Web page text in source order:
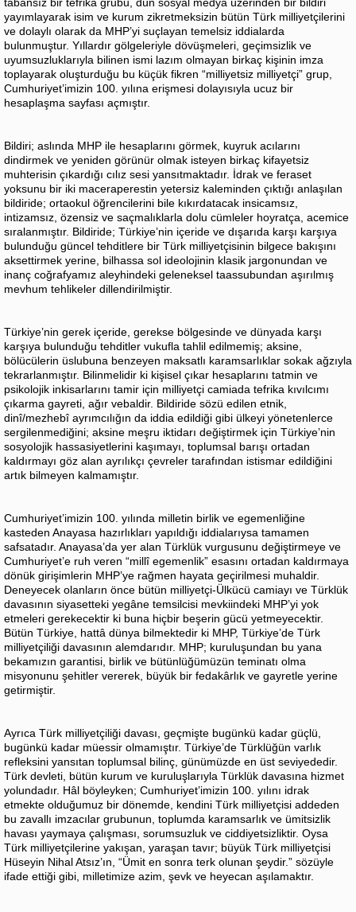
tabansız bir tefrika grubu, dün sosyal medya üzerinden bir bildiri
yayımlayarak isim ve kurum zikretmeksizin bütün Türk milliyetçilerini
ve dolaylı olarak da MHP’yi suçlayan temelsiz iddialarda
bulunmuştur. Yıllardır gölgeleriyle dövüşmeleri, geçimsizlik ve
uyumsuzluklarıyla bilinen ismi lazım olmayan birkaç kişinin imza
toplayarak oluşturduğu bu küçük fikren “milliyetsiz milliyetçi” grup,
Cumhuriyet’imizin 100. yılına erişmesi dolayısıyla ucuz bir
hesaplaşma sayfası açmıştır.
Bildiri; aslında MHP ile hesaplarını görmek, kuyruk acılarını
dindirmek ve yeniden görünür olmak isteyen birkaç kifayetsiz
muhterisin çıkardığı cılız sesi yansıtmaktadır. İdrak ve feraset
yoksunu bir iki maceraperestin yetersiz kaleminden çıktığı anlaşılan
bildiride; ortaokul öğrencilerini bile kıkırdatacak insicamsız,
intizamsız, özensiz ve saçmalıklarla dolu cümleler hoyratça, acemice
sıralanmıştır. Bildiride; Türkiye’nin içeride ve dışarıda karşı karşıya
bulunduğu güncel tehditlere bir Türk milliyetçisinin bilgece bakışını
aksettirmek yerine, bilhassa sol ideolojinin klasik jargonundan ve
inanç coğrafyamız aleyhindeki geleneksel taassubundan aşırılmış
mevhum tehlikeler dillendirilmiştir.
Türkiye’nin gerek içeride, gerekse bölgesinde ve dünyada karşı
karşıya bulunduğu tehditler vukufla tahlil edilmemiş; aksine,
bölücülerin üslubuna benzeyen maksatlı karamsarlıklar sokak ağzıyla
tekrarlanmıştır. Bilinmelidir ki kişisel çıkar hesaplarını tatmin ve
psikolojik inkisarlarını tamir için milliyetçi camiada tefrika kıvılcımı
çıkarma gayreti, ağır vebaldir. Bildiride sözü edilen etnik,
dinî/mezhebî ayrımcılığın da iddia edildiği gibi ülkeyi yönetenlerce
sergilenmediğini; aksine meşru iktidarı değiştirmek için Türkiye’nin
sosyolojik hassasiyetlerini kaşımayı, toplumsal barışı ortadan
kaldırmayı göz alan ayrılıkçı çevreler tarafından istismar edildiğini
artık bilmeyen kalmamıştır.
Cumhuriyet’imizin 100. yılında milletin birlik ve egemenliğine
kasteden Anayasa hazırlıkları yapıldığı iddialarıysa tamamen
safsatadır. Anayasa’da yer alan Türklük vurgusunu değiştirmeye ve
Cumhuriyet’e ruh veren “millî egemenlik” esasını ortadan kaldırmaya
dönük girişimlerin MHP’ye rağmen hayata geçirilmesi muhaldir.
Deneyecek olanların önce bütün milliyetçi-Ülkücü camiayı ve Türklük
davasının siyasetteki yegâne temsilcisi mevkiindeki MHP’yi yok
etmeleri gerekecektir ki buna hiçbir beşerin gücü yetmeyecektir.
Bütün Türkiye, hattâ dünya bilmektedir ki MHP, Türkiye’de Türk
milliyetçiliği davasının alemdarıdır. MHP; kuruluşundan bu yana
bekamızın garantisi, birlik ve bütünlüğümüzün teminatı olma
misyonunu şehitler vererek, büyük bir fedakârlık ve gayretle yerine
getirmiştir.
Ayrıca Türk milliyetçiliği davası, geçmişte bugünkü kadar güçlü,
bugünkü kadar müessir olmamıştır. Türkiye’de Türklüğün varlık
refleksini yansıtan toplumsal bilinç, günümüzde en üst seviyededir.
Türk devleti, bütün kurum ve kuruluşlarıyla Türklük davasına hizmet
yolundadır. Hâl böyleyken; Cumhuriyet’imizin 100. yılını idrak
etmekte olduğumuz bir dönemde, kendini Türk milliyetçisi addeden
bu zavallı imzacılar grubunun, toplumda karamsarlık ve ümitsizlik
havası yaymaya çalışması, sorumsuzluk ve ciddiyetsizliktir. Oysa
Türk milliyetçilerine yakışan, yaraşan tavır; büyük Türk milliyetçisi
Hüseyin Nihal Atsız’ın, “Ümit en sonra terk olunan şeydir.” sözüyle
ifade ettiği gibi, milletimize azim, şevk ve heyecan aşılamaktır.